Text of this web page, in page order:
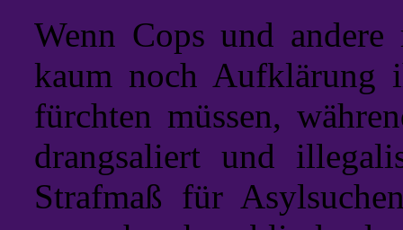
Wenn Cops und andere
kaum noch Aufklärung
fürchten müssen,
drangsaliert und
Strafmaß für